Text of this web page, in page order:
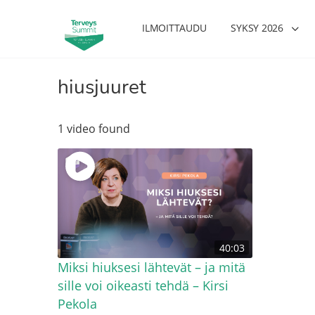
ILMOITTAUDU SYKSY 2026
hiusjuuret
1 video found
40:03
Miksi hiuksesi lähtevät – ja mitä
sille voi oikeasti tehdä – Kirsi
Pekola